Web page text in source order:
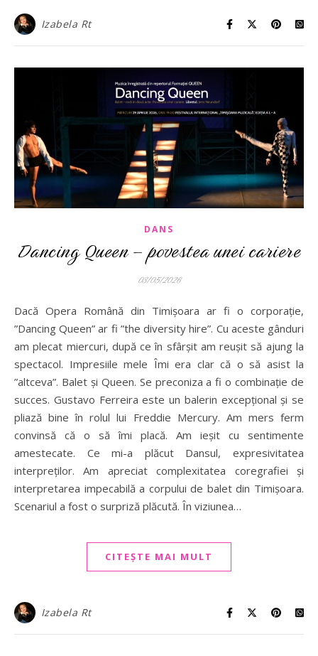
Izabela Rt
DANS
Dancing Queen – povestea unei cariere
03/05/2026
Dacă Opera Română din Timișoara ar fi o corporație,
”Dancing Queen” ar fi ”the diversity hire”. Cu aceste gânduri
am plecat miercuri, după ce în sfârșit am reușit să ajung la
spectacol. Impresiile mele Îmi era clar că o să asist la
”altceva”. Balet și Queen. Se preconiza a fi o combinație de
succes. Gustavo Ferreira este un balerin excepțional și se
pliază bine în rolul lui Freddie Mercury. Am mers ferm
convinsă că o să îmi placă. Am ieșit cu sentimente
amestecate. Ce mi-a plăcut Dansul, expresivitatea
interpreților. Am apreciat complexitatea coregrafiei și
interpretarea impecabilă a corpului de balet din Timișoara.
Scenariul a fost o surpriză plăcută. În viziunea…
CITEȘTE MAI MULT
Izabela Rt